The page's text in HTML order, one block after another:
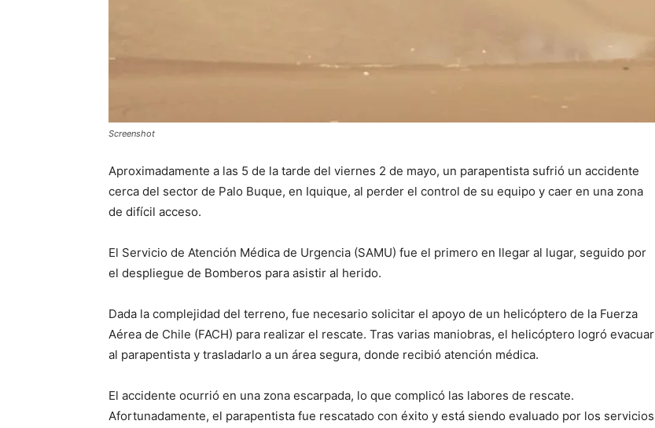
Screenshot
Aproximadamente a las 5 de la tarde del viernes 2 de mayo, un parapentista sufrió un accidente
cerca del sector de Palo Buque, en Iquique, al perder el control de su equipo y caer en una zona
de difícil acceso.
El Servicio de Atención Médica de Urgencia (SAMU) fue el primero en llegar al lugar, seguido por
el despliegue de Bomberos para asistir al herido.
Dada la complejidad del terreno, fue necesario solicitar el apoyo de un helicóptero de la Fuerza
Aérea de Chile (FACH) para realizar el rescate. Tras varias maniobras, el helicóptero logró evacuar
al parapentista y trasladarlo a un área segura, donde recibió atención médica.
El accidente ocurrió en una zona escarpada, lo que complicó las labores de rescate.
Afortunadamente, el parapentista fue rescatado con éxito y está siendo evaluado por los servicios